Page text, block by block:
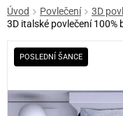
Úvod Povlečení
3D
3D italské povlečení
POSLEDNÍ ŠANCE